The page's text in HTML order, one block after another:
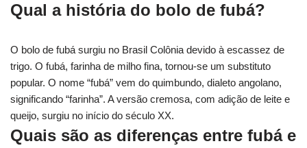
Qual a história do bolo de fubá?
O bolo de fubá surgiu no Brasil Colônia devido à escassez de
trigo. O fubá, farinha de milho fina, tornou-se um substituto
popular. O nome “fubá” vem do quimbundo, dialeto angolano,
significando “farinha”. A versão cremosa, com adição de leite e
queijo, surgiu no início do século XX.
Quais são as diferenças entre fubá e